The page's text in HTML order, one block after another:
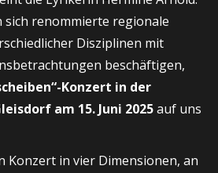
sich renommierte regionale
Disziplinen mit
beschäftigen,
Konzert in der
am 15. Juni 2025auf uns
Konzert in vier Dimensionen, an